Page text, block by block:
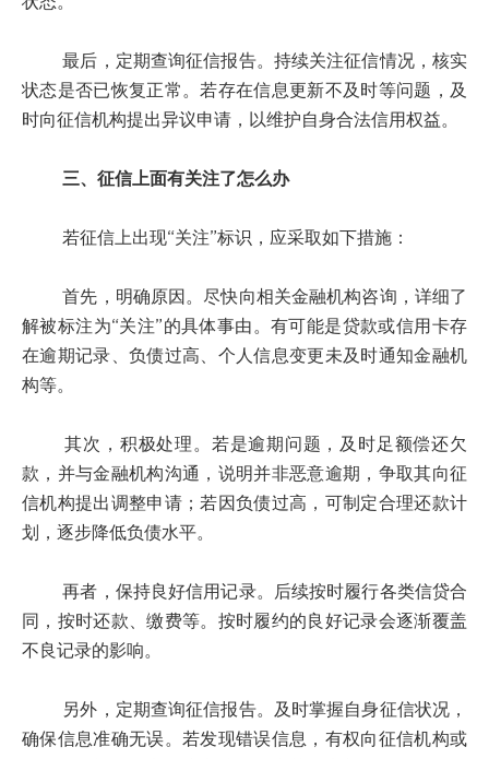
最后，定期查询征信报告。持续关注征信情况，核实
状态是否已恢复正常。若存在信息更新不及时等问题，及
时向征信机构提出异议申请，以维护自身合法信用权益。
三、征信上面有关注了怎么办
若征信上出现“关注”标识，应采取如下措施：
首先，明确原因。尽快向相关金融机构咨询，详细了
解被标注为“关注”的具体事由。有可能是贷款或信用卡存
在逾期记录、负债过高、个人信息变更未及时通知金融机
构等。
其次，积极处理。若是逾期问题，及时足额偿还欠
款，并与金融机构沟通，说明并非恶意逾期，争取其向征
信机构提出调整申请；若因负债过高，可制定合理还款计
划，逐步降低负债水平。
再者，保持良好信用记录。后续按时履行各类信贷合
同，按时还款、缴费等。按时履约的良好记录会逐渐覆盖
不良记录的影响。
另外，定期查询征信报告。及时掌握自身征信状况，
确保信息准确无误。若发现错误信息，有权向征信机构或